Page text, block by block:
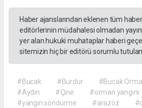
Haber ajanslarından eklenen tüm
editörlerinin müdahalesi olmadan
yer alan hukuki muhataplar haberi
sitemizin hiç bir editörü sorumlu
#Bucak #Burdur
#Bucak
#Aydın
#Çine
#orman yangını
#yangın söndürme
#arazöz